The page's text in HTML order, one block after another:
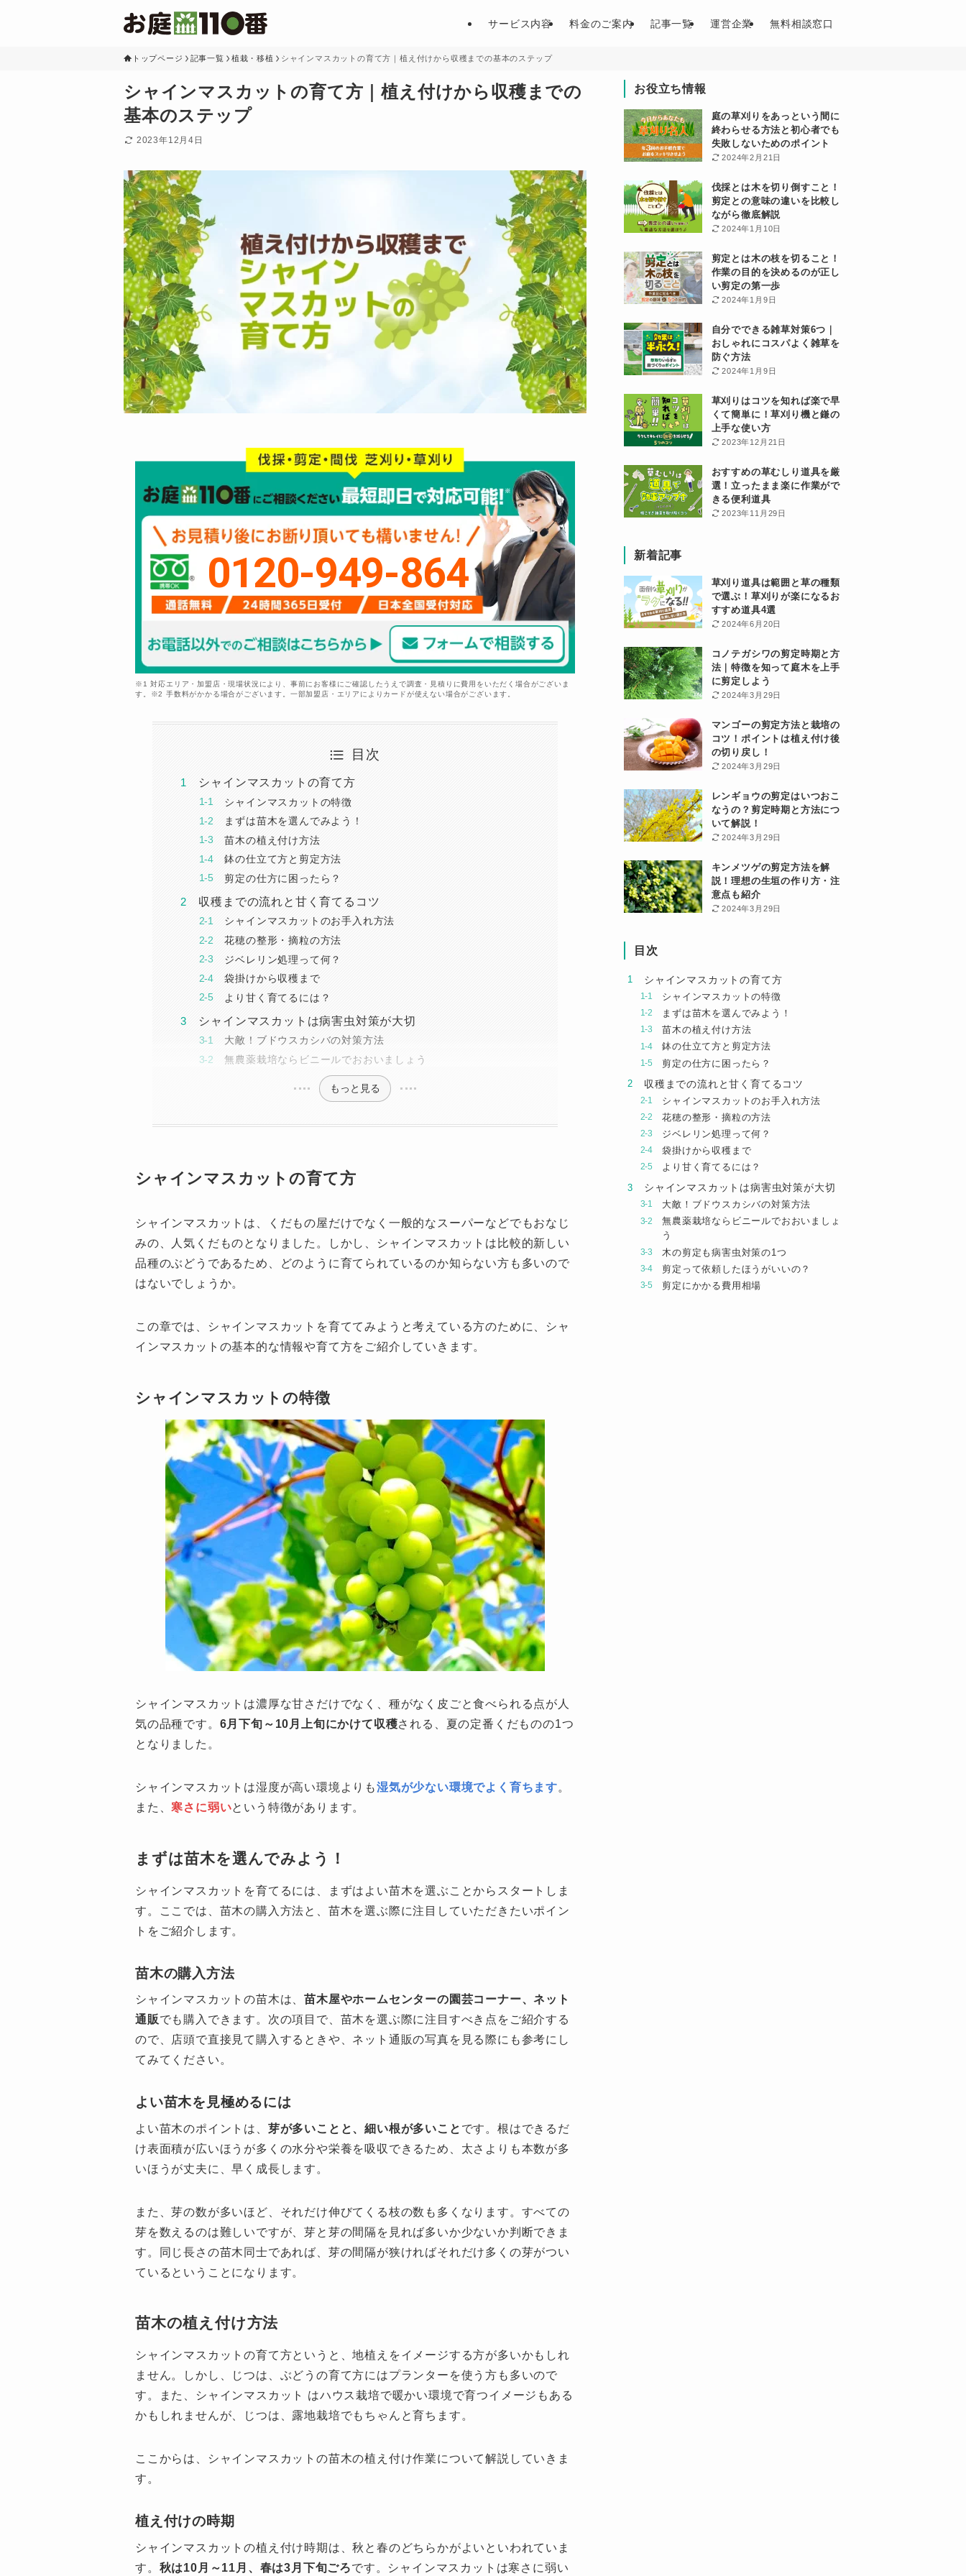
サービス内容 料金のご案内 記事一覧 運営企業 無料相談窓口
トップページ 記事一覧 植栽・移植 シャインマスカットの育て方｜植え付けから収穫までの基本のステップ
シャインマスカットの育て方｜植え付けから収穫までの
基本のステップ
2023年12月4日
0120-949-864
※1 対応エリア・加盟店・現場状況により、事前にお客様にご確認したうえで調査・見積りに費用をいただく場合がございま
す。※2 手数料がかかる場合がございます。一部加盟店・エリアによりカードが使えない場合がございます。
目次
シャインマスカットの育て方
シャインマスカットの特徴
まずは苗木を選んでみよう！
苗木の植え付け方法
鉢の仕立て方と剪定方法
剪定の仕方に困ったら？
収穫までの流れと甘く育てるコツ
シャインマスカットのお手入れ方法
花穂の整形・摘粒の方法
ジベレリン処理って何？
袋掛けから収穫まで
より甘く育てるには？
シャインマスカットは病害虫対策が大切
大敵！ブドウスカシバの対策方法
無農薬栽培ならビニールでおおいましょう
もっと見る
シャインマスカットの育て方
シャインマスカットは、くだもの屋だけでなく一般的なスーパーなどでもおなじ
みの、人気くだものとなりました。しかし、シャインマスカットは比較的新しい
品種のぶどうであるため、どのように育てられているのか知らない方も多いので
はないでしょうか。
この章では、シャインマスカットを育ててみようと考えている方のために、シャ
インマスカットの基本的な情報や育て方をご紹介していきます。
シャインマスカットの特徴
シャインマスカットは濃厚な甘さだけでなく、種がなく皮ごと食べられる点が人
気の品種です。 6月下旬～10月上旬にかけて収穫される、夏の定番くだものの1つ
となりました。
シャインマスカットは湿度が高い環境よりも湿気が少ない環境でよく育ちます。
また、寒さに弱いという特徴があります。
まずは苗木を選んでみよう！
シャインマスカットを育てるには、まずはよい苗木を選ぶことからスタートしま
す。ここでは、苗木の購入方法と、苗木を選ぶ際に注目していただきたいポイン
トをご紹介します。
苗木の購入方法
シャインマスカットの苗木は、苗木屋やホームセンターの園芸コーナー、ネット
通販でも購入できます。次の項目で、苗木を選ぶ際に注目すべき点をご紹介する
ので、店頭で直接見て購入するときや、ネット通販の写真を見る際にも参考にし
てみてください。
よい苗木を見極めるには
よい苗木のポイントは、 芽が多いことと、細い根が多いこと です。根はできるだ
け表面積が広いほうが多くの水分や栄養を吸収できるため、太さよりも本数が多
いほうが丈夫に、早く成長します。
また、芽の数が多いほど、それだけ伸びてくる枝の数も多くなります。すべての
芽を数えるのは難しいですが、芽と芽の間隔を見れば多いか少ないか判断できま
す。同じ長さの苗木同士であれば、芽の間隔が狭ければそれだけ多くの芽がつい
ているということになります。
苗木の植え付け方法
シャインマスカットの育て方というと、地植えをイメージする方が多いかもしれ
ません。しかし、じつは、ぶどうの育て方にはプランターを使う方も多いので
す。また、シャインマスカット はハウス栽培で暖かい環境で育つイメージもある
かもしれませんが、じつは、露地栽培でもちゃんと育ちます。
ここからは、シャインマスカットの苗木の植え付け作業について解説していきま
す。
植え付けの時期
シャインマスカットの植え付け時期は、秋と春のどちらかがよいといわれていま
す。 秋は10月～11月、春は3月下旬ごろです。シャインマスカットは寒さに弱い
お役立ち情報
庭の草刈りをあっという間に
終わらせる方法と初心者でも
失敗しないためのポイント
2024年2月21日
伐採とは木を切り倒すこと！
剪定との意味の違いを比較し
ながら徹底解説
2024年1月10日
剪定とは木の枝を切ること！
作業の目的を決めるのが正し
い剪定の第一歩
2024年1月9日
自分でできる雑草対策6つ｜
おしゃれにコスパよく雑草を
防ぐ方法
2024年1月9日
草刈りはコツを知れば楽で早
くて簡単に！草刈り機と鎌の
上手な使い方
2023年12月21日
おすすめの草むしり道具を厳
選！立ったまま楽に作業がで
きる便利道具
2023年11月29日
新着記事
草刈り道具は範囲と草の種類
で選ぶ！草刈りが楽になるお
すすめ道具4選
2024年6月20日
コノテガシワの剪定時期と方
法｜特徴を知って庭木を上手
に剪定しよう
2024年3月29日
マンゴーの剪定方法と栽培の
コツ！ポイントは植え付け後
の切り戻し！
2024年3月29日
レンギョウの剪定はいつおこ
なうの？剪定時期と方法につ
いて解説！
2024年3月29日
キンメツゲの剪定方法を解
説！理想の生垣の作り方・注
意点も紹介
2024年3月29日
目次
シャインマスカットの育て方
シャインマスカットの特徴
まずは苗木を選んでみよう！
苗木の植え付け方法
鉢の仕立て方と剪定方法
剪定の仕方に困ったら？
収穫までの流れと甘く育てるコツ
シャインマスカットのお手入れ方法
花穂の整形・摘粒の方法
ジベレリン処理って何？
袋掛けから収穫まで
より甘く育てるには？
シャインマスカットは病害虫対策が大切
大敵！ブドウスカシバの対策方法
無農薬栽培ならビニールでおおいましょ
う
木の剪定も病害虫対策の1つ
剪定って依頼したほうがいいの？
剪定にかかる費用相場